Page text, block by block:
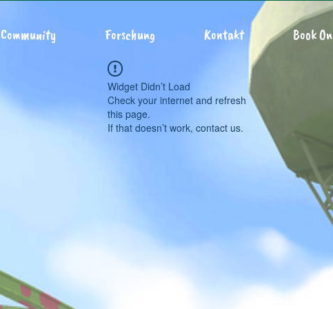
Community Forschung Kontakt Book
Widget Didn’t Load
Check your internet and refresh
this page.
If that doesn’t work, contact us.